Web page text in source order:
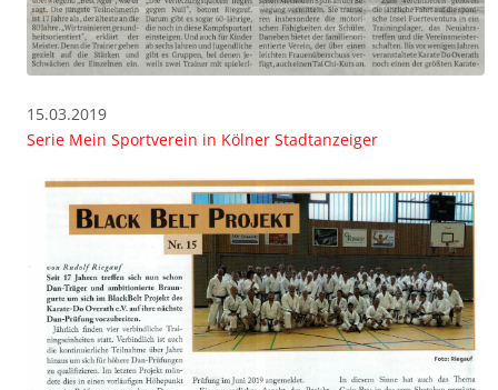
15.03.2019
Serie Mein Sportverein in Kölner Stadtanzeiger